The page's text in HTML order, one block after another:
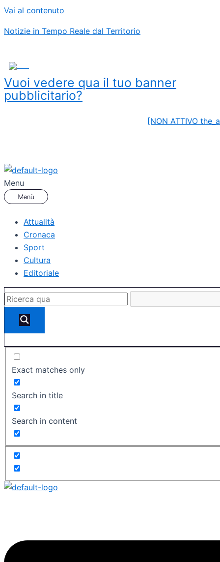
Vai al contenuto
Notizie in Tempo Reale dal Territorio
Vuoi vedere qua il tuo banner
pubblicitario?
[NON ATTIVO
Menu
Attualità
Cronaca
Sport
Cultura
Editoriale
Exact matches only
Search in title
Search in content